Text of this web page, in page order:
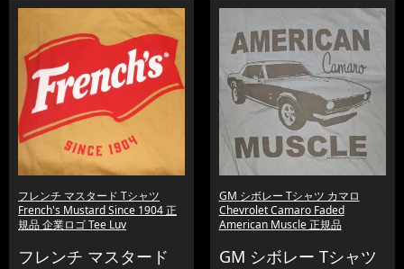
フレンチ マスタード Tシャツ
French's Mustard Since 1904 正
規品 企業ロゴ Tee Luv
フレンチ マスタード
GM シボレー Tシャツ カマロ
Chevrolet Camaro Faded
American Muscle 正規品
GM シボレー Tシャツ